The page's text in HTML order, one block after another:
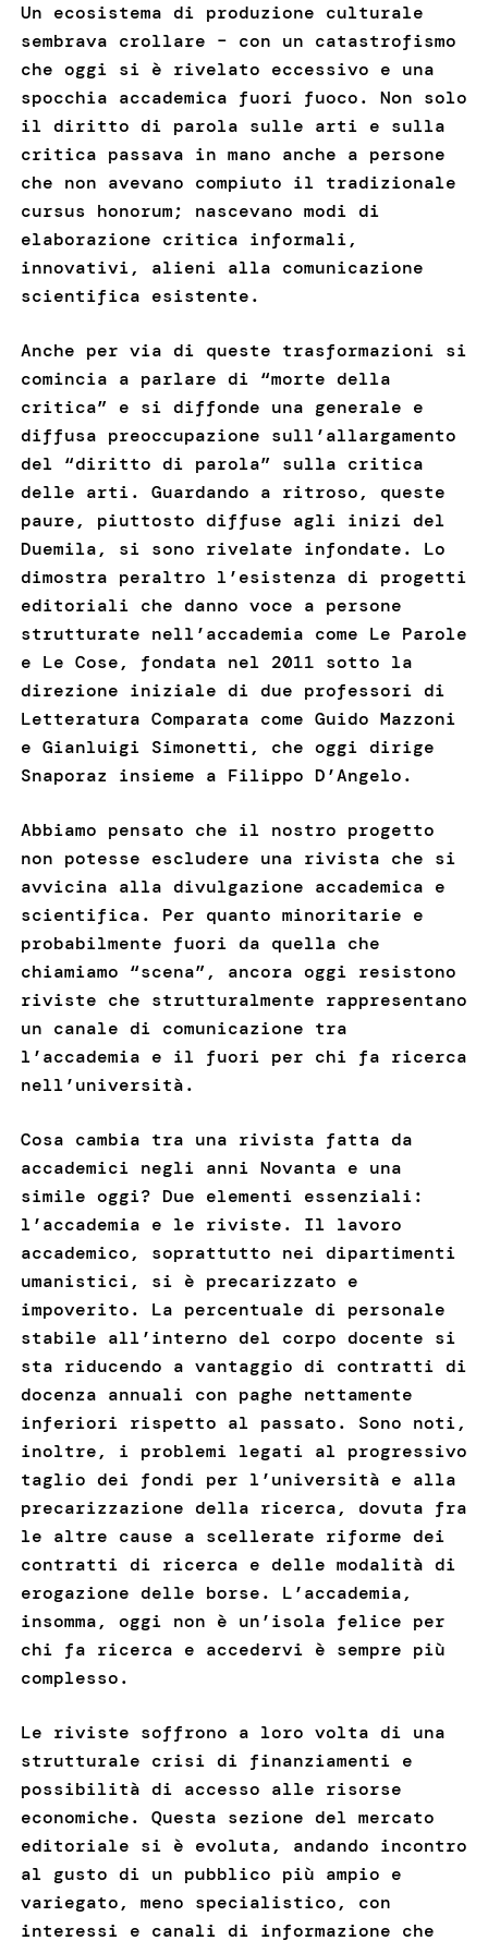
Un ecosistema di produzione culturale
sembrava crollare – con un catastrofismo
che oggi si è rivelato eccessivo e una
spocchia accademica fuori fuoco. Non solo
il diritto di parola sulle arti e sulla
critica passava in mano anche a persone
che non avevano compiuto il tradizionale
cursus honorum; nascevano modi di
elaborazione critica informali,
innovativi, alieni alla comunicazione
scientifica esistente.
Anche per via di queste trasformazioni si
comincia a parlare di “morte della
critica” e si diffonde una generale e
diffusa preoccupazione sull’allargamento
del “diritto di parola” sulla critica
delle arti. Guardando a ritroso, queste
paure, piuttosto diffuse agli inizi del
Duemila, si sono rivelate infondate. Lo
dimostra peraltro l’esistenza di progetti
editoriali che danno voce a persone
strutturate nell’accademia come Le Parole
e Le Cose, fondata nel 2011 sotto la
direzione iniziale di due professori di
Letteratura Comparata come Guido Mazzoni
e Gianluigi Simonetti, che oggi dirige
Snaporaz insieme a Filippo D’Angelo.
Abbiamo pensato che il nostro progetto
non potesse escludere una rivista che si
avvicina alla divulgazione accademica e
scientifica. Per quanto minoritarie e
probabilmente fuori da quella che
chiamiamo “scena”, ancora oggi resistono
riviste che strutturalmente rappresentano
un canale di comunicazione tra
l’accademia e il fuori per chi fa ricerca
nell’università.
Cosa cambia tra una rivista fatta da
accademici negli anni Novanta e una
simile oggi? Due elementi essenziali:
l’accademia e le riviste. Il lavoro
accademico, soprattutto nei dipartimenti
umanistici, si è precarizzato e
impoverito. La percentuale di personale
stabile all’interno del corpo docente si
sta riducendo a vantaggio di contratti di
docenza annuali con paghe nettamente
inferiori rispetto al passato. Sono noti,
inoltre, i problemi legati al progressivo
taglio dei fondi per l’università e alla
precarizzazione della ricerca, dovuta fra
le altre cause a scellerate riforme dei
contratti di ricerca e delle modalità di
erogazione delle borse. L’accademia,
insomma, oggi non è un’isola felice per
chi fa ricerca e accedervi è sempre più
complesso.
Le riviste soffrono a loro volta di una
strutturale crisi di finanziamenti e
possibilità di accesso alle risorse
economiche. Questa sezione del mercato
editoriale si è evoluta, andando incontro
al gusto di un pubblico più ampio e
variegato, meno specialistico, con
interessi e canali di informazione che